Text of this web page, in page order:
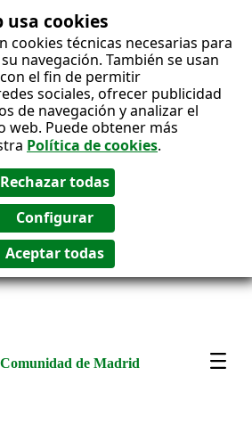
usa cookies
cookies técnicas necesarias para
navegación. También se usan
el fin de permitir
sociales, ofrecer publicidad
de navegación y analizar el
web. Puede obtener más
Política de cookies.
de Madrid